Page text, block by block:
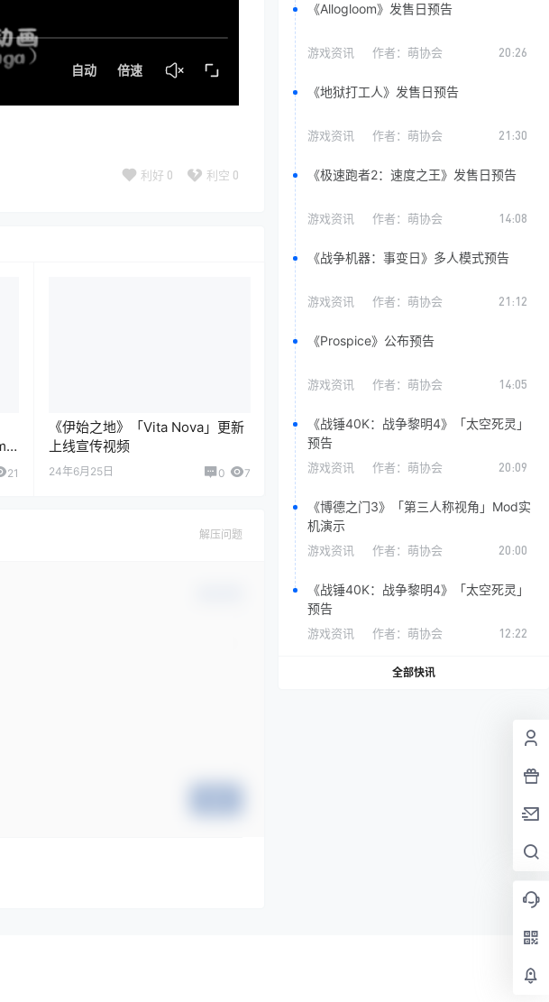
利好 0 利空 0
21
《伊始之地》「Vita Nova」更新
上线宣传视频
24年6月25日 0 7
解压问题
《Allogloom》发售日预告
游戏资讯 作者： 萌协会 20:26
《地狱打工人》发售日预告
游戏资讯 作者： 萌协会 21:30
《极速跑者2：速度之王》发售日预告
游戏资讯 作者： 萌协会 14:08
《战争机器：事变日》多人模式预告
游戏资讯 作者： 萌协会 21:12
《Prospice》公布预告
游戏资讯 作者： 萌协会 14:05
《战锤40K：战争黎明4》「太空死灵」
预告
游戏资讯 作者： 萌协会 20:09
《博德之门3》「第三人称视角」Mod实
机演示
游戏资讯 作者： 萌协会 20:00
《战锤40K：战争黎明4》「太空死灵」
预告
游戏资讯 作者： 萌协会 12:22
全部快讯